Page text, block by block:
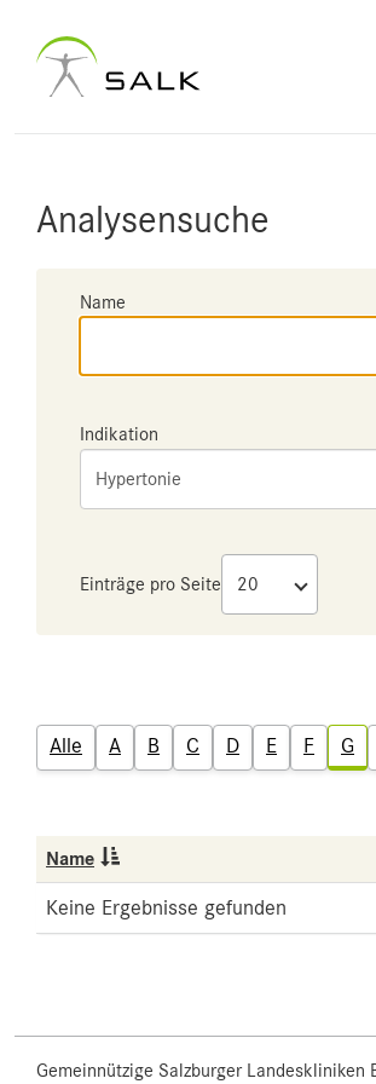
Analysensuche
Name
Indikation
Hypertonie
Einträge pro Seite
Alle A B C D E F G
Name
Keine Ergebnisse gefunden
Gemeinnützige Salzburger Landeskliniken